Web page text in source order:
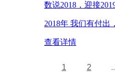
数说2018，迎接
2018年 我们有付
查看详情
1 2